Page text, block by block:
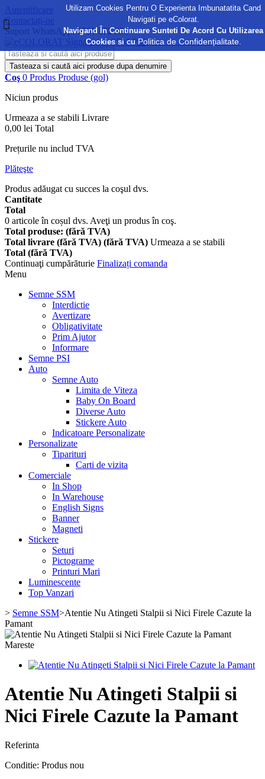
Autentificare
Contactați-ne
Suport WhatsApp:0730 372 355
Tasteaza si caută aici produse dupa denumire
Coş 0 Produs Produse (gol)
Niciun produs
Urmeaza a se stabili Livrare
0,00 lei Total
Prețurile nu includ TVA
Plăteşte
Produs adăugat cu succes la coşul dvs.
Cantitate
Total
0 articole în coșul dvs. Aveţi un produs în coş.
Total produse: (fără TVA)
Total livrare (fără TVA) (fără TVA) Urmeaza a se stabili
Total (fără TVA)
Continuaţi cumpărăturie Finalizați comanda
Menu
Semne SSM
Interdictie
Avertizare
Obligativitate
Prim Ajutor
Informare
Semne PSI
Auto
Semne Auto
Limita de Viteza
Baby On Board
Diverse Auto
Stickere Auto
Indicatoare Personalizate
Personalizate
Tiparituri
Carti de vizita
Comerciale
In Shop
In Warehouse
English Signs
Banner
Magneti
Stickere
Seturi
Pictograme
Printuri Mari
Luminescente
Top Vanzari
> Semne SSM>Atentie Nu Atingeti Stalpii si Nici Firele Cazute la
Pamant
Mareste
Atentie Nu Atingeti Stalpii si
Nici Firele Cazute la Pamant
Referinta
Conditie: Produs nou
Utilizam Cookies Pentru O Experienta Imbunatatita Cand
Navigati pe eColorat.
Navigand În Continuare Sunteti De Acord Cu Utilizarea
Cookies si cu Politica de Confidențialitate.